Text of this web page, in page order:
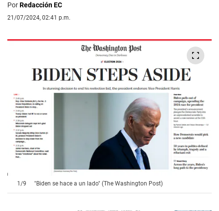
PorRedacción EC
21/07/2024, 02:41 p.m.
1/9 "Biden se hace a un lado" (The Washington Post)